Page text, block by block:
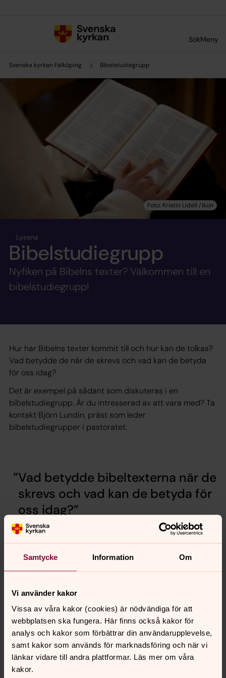
Samtycke Information Om
Vi använder kakor
Vissa av våra kakor (cookies) är nödvändiga för att
webbplatsen ska fungera. Här finns också kakor för
analys och kakor som förbättrar din användarupplevelse,
samt kakor som används för marknadsföring och när vi
länkar vidare till andra plattformar. Läs mer om våra
kakor.
SökMeny
Svenska kyrkan Falköping Bibelstudiegrupp
Lyssna
Bibelstudiegrupp
Nyfiken på Bibelns texter? Välkommen till en
bibelstudiegrupp!
Hur har Bibelns texter kommit till och hur kan de tolkas?
Vad betydde de när de skrevs och vad kan de betyda
för oss idag?
Det är exempel på sådant som diskuteras i en
bibelstudiegrupp. Är du intresserad av att vara med? Ta
kontakt Björn Lundin, präst som leder
bibelstudiegrupper i pastoratet.
Vad betydde bibeltexterna när de
skrevs och vad kan de betyda för
oss idag?